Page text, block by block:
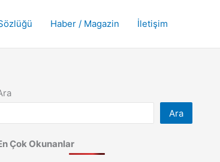
Haber / Magazin İletişim
Ara
Çok Okunanlar